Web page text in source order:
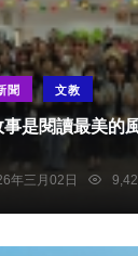
聞 文教
是閱讀最美的
年三月02日